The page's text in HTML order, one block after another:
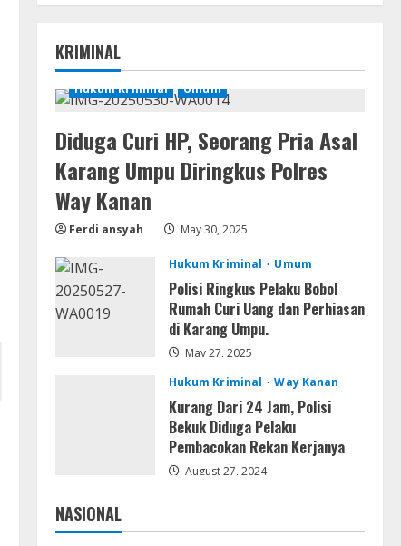
1 August 6, 2026
2
Lan
Assassin’s Creed Shadows
Digital Deluxe Edition Cracked
Rune Release for Desktop
Profil AKBP Ramadhona, Eks
Perwira Brimob Papua Kini
Jabat Kapolres Way Kanan
August 5, 2026
Profil AKBP Ramadhona, Eks
Perwira Brimob Papua Kini
Jabat Kapolres Way
Kanan,Masyarakat Ogan Di
Lampung Doakan Jadi Jendral
KRIMINAL
Hukum Kriminal Umum
Diduga Curi HP, Seorang Pria Asal
Karang Umpu Diringkus Polres
Way Kanan
Ferdi ansyah May 30, 2025
Hukum Kriminal Umum
Polisi Ringkus Pelaku Bobol
Rumah Curi Uang dan Perhiasan
di Karang Umpu.
May 27, 2025
Hukum Kriminal
Way Kanan
Kurang Dari 24 Jam, Polisi
Bekuk Diduga Pelaku
Pembacokan Rekan Kerjanya
August 27, 2024
NASIONAL
Jakarta